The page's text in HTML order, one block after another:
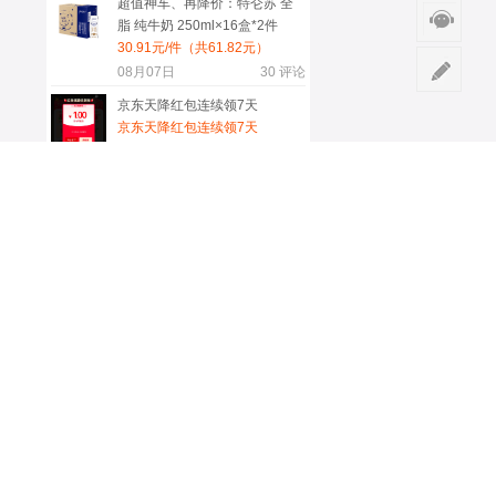
超值神车、再降价：特仑苏 全
脂 纯牛奶 250ml×16盒*2件
30.91元/件（共61.82元）
08月07日
30 评论
京东天降红包连续领7天
京东天降红包连续领7天